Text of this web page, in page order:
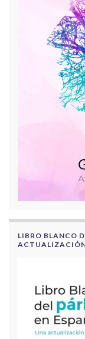
LIBRO BLANCO
ACTUALIZACIÓN